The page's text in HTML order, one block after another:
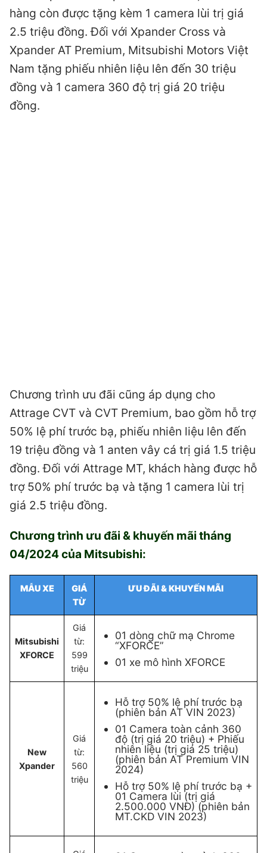
hàng còn được tặng kèm 1 camera lùi trị giá
2.5 triệu đồng. Đối với Xpander Cross và
Xpander AT Premium, Mitsubishi Motors Việt
Nam tặng phiếu nhiên liệu lên đến 30 triệu
đồng và 1 camera 360 độ trị giá 20 triệu
đồng.
Chương trình ưu đãi cũng áp dụng cho
Attrage CVT và CVT Premium, bao gồm hỗ trợ
50% lệ phí trước bạ, phiếu nhiên liệu lên đến
19 triệu đồng và 1 anten vây cá trị giá 1.5 triệu
đồng. Đối với Attrage MT, khách hàng được hỗ
trợ 50% phí trước bạ và tặng 1 camera lùi trị
giá 2.5 triệu đồng.
Chương trình ưu đãi & khuyến mãi tháng
04/2024 của Mitsubishi:
MẪU XE
GIÁ
TỪ
ƯU ĐÃI & KHUYẾN MÃI
Mitsubishi
XFORCE
Giá
từ:
599
triệu
01 dòng chữ mạ Chrome
“XFORCE”
01 xe mô hình XFORCE
New
Xpander
Giá
từ:
560
triệu
Hỗ trợ 50% lệ phí trước bạ
(phiên bản AT VIN 2023)
01 Camera toàn cảnh 360
độ (trị giá 20 triệu) + Phiếu
nhiên liệu (trị giá 25 triệu)
(phiên bản AT Premium VIN
2024)
Hỗ trợ 50% lệ phí trước bạ +
01 Camera lùi (trị giá
2.500.000 VNĐ) (phiên bản
MT.CKD VIN 2023)